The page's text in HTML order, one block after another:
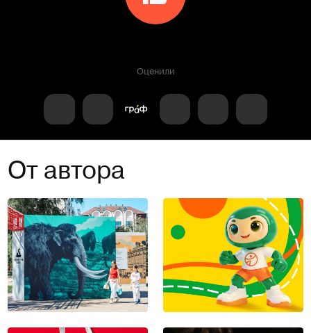
Оценили
От автора